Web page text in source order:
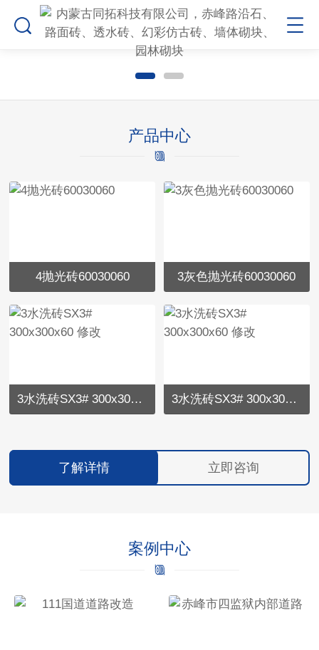
产品中心
4抛光砖60030060 3灰色抛光砖60030060
3水洗砖SX3# 300x300x60 修改 3水洗砖SX3# 300x300x60 修改
了解详情 立即咨询
案例中心